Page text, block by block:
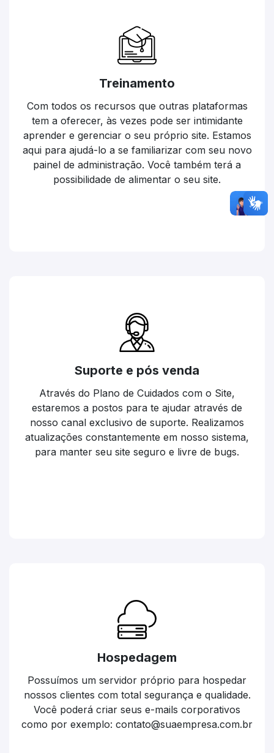
Treinamento
Com todos os recursos que outras plataformas
tem a oferecer, às vezes pode ser intimidante
aprender e gerenciar o seu próprio site. Estamos
aqui para ajudá-lo a se familiarizar com seu novo
painel de administração. Você também terá a
possibilidade de alimentar o seu site.
Suporte e pós venda
Através do Plano de Cuidados com o Site,
estaremos a postos para te ajudar através de
nosso canal exclusivo de suporte. Realizamos
atualizações constantemente em nosso sistema,
para manter seu site seguro e livre de bugs.
Hospedagem
Possuímos um servidor próprio para hospedar
nossos clientes com total segurança e qualidade.
Você poderá criar seus e-mails corporativos
como por exemplo: contato@suaempresa.com.br